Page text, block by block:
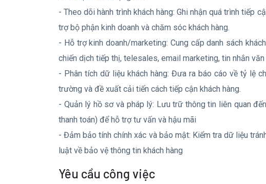
- Theo dõi hành trình khách hàng: Ghi nhận quá trình tiếp
trợ bộ phận kinh doanh và chăm sóc khách hàng.
- Hỗ trợ kinh doanh/marketing: Cung cấp danh sách
chiến dịch tiếp thị, telesales, email marketing, tin nhắn văn
- Phân tích dữ liệu khách hàng: Đưa ra báo cáo về tỷ lệ
trường và đề xuất cải tiến cách tiếp cận khách hàng.
- Quản lý hồ sơ và pháp lý: Lưu trữ thông tin liên quan
thanh toán) để hỗ trợ tư vấn và hậu mãi
- Đảm bảo tính chính xác và bảo mật: Kiểm tra dữ liệu
luật về bảo vệ thông tin khách hàng
Yêu cầu công việc